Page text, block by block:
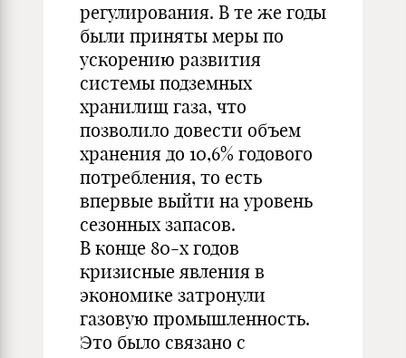
регулирования. В те же годы
были приняты меры по
ускорению развития
системы подземных
хранилищ газа, что
позволило довести объем
хранения до 10,6% годового
потребления, то есть
впервые выйти на уровень
сезонных запасов.
В конце 80-х годов
кризисные явления в
экономике затронули
газовую промышленность.
Это было связано с